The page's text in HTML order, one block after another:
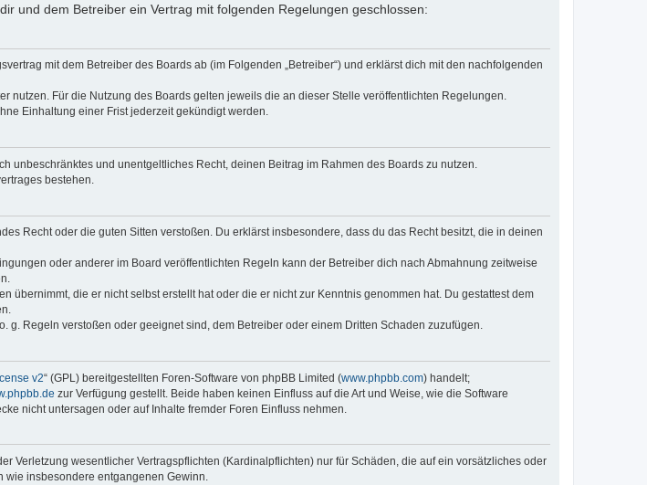
und dem Betreiber ein Vertrag mit folgenden Regelungen geschlossen:
mit dem Betreiber des Boards ab (im Folgenden „Betreiber“) und erklärst dich mit den nachfolgenden
nutzen. Für die Nutzung des Boards gelten jeweils die an dieser Stelle veröffentlichten Regelungen.
Einhaltung einer Frist jederzeit gekündigt werden.
unbeschränktes und unentgeltliches Recht, deinen Beitrag im Rahmen des Boards zu nutzen.
bestehen.
Recht oder die guten Sitten verstoßen. Du erklärst insbesondere, dass du das Recht besitzt, die in deinen
oder anderer im Board veröffentlichten Regeln kann der Betreiber dich nach Abmahnung zeitweise
übernimmt, die er nicht selbst erstellt hat oder die er nicht zur Kenntnis genommen hat. Du gestattest dem
Regeln verstoßen oder geeignet sind, dem Betreiber oder einem Dritten Schaden zuzufügen.
v2“ (GPL) bereitgestellten Foren-Software von phpBB Limited (www.phpbb.com) handelt;
zur Verfügung gestellt. Beide haben keinen Einfluss auf die Art und Weise, wie die Software
nicht untersagen oder auf Inhalte fremder Foren Einfluss nehmen.
Verletzung wesentlicher Vertragspflichten (Kardinalpflichten) nur für Schäden, die auf ein vorsätzliches oder
wie insbesondere entgangenen Gewinn.